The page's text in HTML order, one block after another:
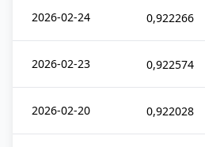
2026-02-24 0,922266
2026-02-23 0,922574
2026-02-20 0,922028